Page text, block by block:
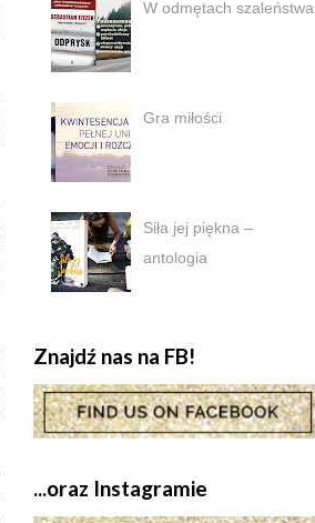
W odmętach szaleństwa
Gra miłości
Siła jej piękna –
antologia
Znajdź nas na FB!
...oraz Instagramie